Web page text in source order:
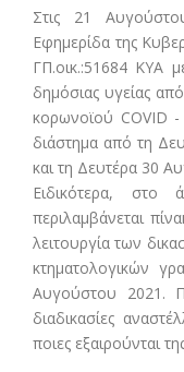
Στις 21
Εφημερίδα της
ΓΠ.οικ.:51684 ΚΥΑ
δημόσιας υγείας
κορωνοϊού CΟVID -
διάστημα από τη
και τη Δευτέρα 30
Ειδικότερα,
περιλαμβάνεται
λειτουργία των
κτηματολογικών
Αυγούστου 2021.
διαδικασίες
ποιες εξαιρούνται